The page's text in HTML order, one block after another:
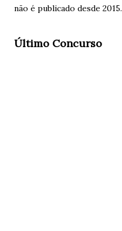
não é publicado desde 2015.
Último Concurso